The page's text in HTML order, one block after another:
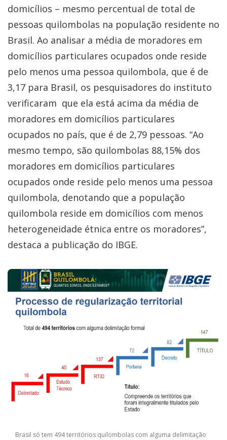
domicílios – mesmo percentual de total de
pessoas quilombolas na população residente no
Brasil. Ao analisar a média de moradores em
domicílios particulares ocupados onde reside
pelo menos uma pessoa quilombola, que é de
3,17 para Brasil, os pesquisadores do instituto
verificaram que ela está acima da média de
moradores em domicílios particulares
ocupados no país, que é de 2,79 pessoas. “Ao
mesmo tempo, são quilombolas 88,15% dos
moradores em domicílios particulares
ocupados onde reside pelo menos uma pessoa
quilombola, denotando que a população
quilombola reside em domicílios com menos
heterogeneidade étnica entre os moradores”,
destaca a publicação do IBGE.
Brasil só tem 494 territórios quilombolas com alguma delimitação